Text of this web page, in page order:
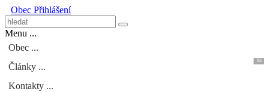
Obec Přihlášení
Menu ...
Obec ...
Články ...
84
Kontakty ...